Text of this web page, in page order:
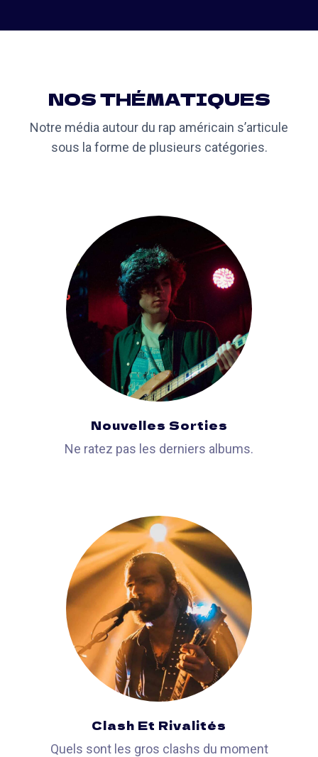
NOS THÉMATIQUES
Notre média autour du rap américain s’articule
sous la forme de plusieurs catégories.
Nouvelles Sorties
Ne ratez pas les derniers albums.
Clash Et Rivalités
Quels sont les gros clashs du moment